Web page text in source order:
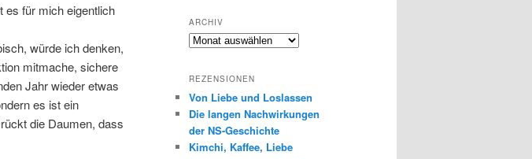
es für mich eigentlich
würde ich denken,
mitmache, sichere
Jahr wieder etwas
es ist ein
die Daumen, dass
ARCHIV
Archiv
REZENSIONEN
Von Liebe und Loslassen
Die langen Nachwirkungen
der NS-Geschichte
Kimchi, Kaffee, Liebe